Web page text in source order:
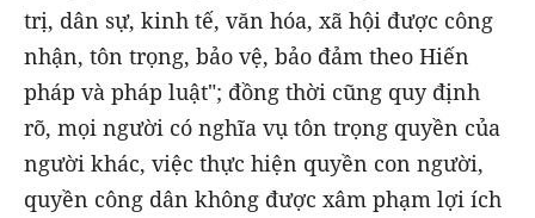
trị, dân sự, kinh tế, văn hóa, xã hội được công
nhận, tôn trọng, bảo vệ, bảo đảm theo Hiến
pháp và pháp luật"; đồng thời cũng quy định
rõ, mọi người có nghĩa vụ tôn trọng quyền của
người khác, việc thực hiện quyền con người,
quyền công dân không được xâm phạm lợi ích